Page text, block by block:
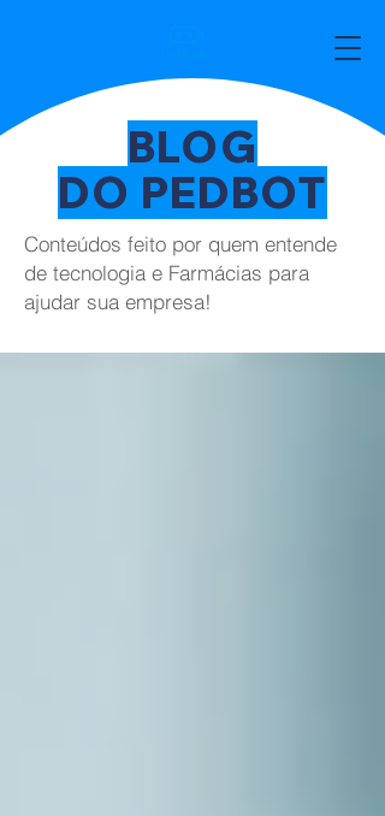
BLOG
DO PEDBOT
Conteúdos feito por quem entende
de tecnologia e Farmácias para
ajudar sua empresa!